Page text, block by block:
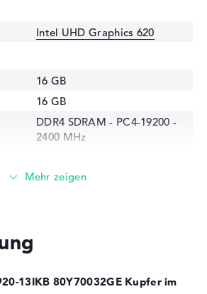
Intel UHD Graphics 620
16 GB
16 GB
DDR4 SDRAM - PC4-19200 -
2400 MHz
1 TB SSD
13IKB 80Y70032GE Kupfer im